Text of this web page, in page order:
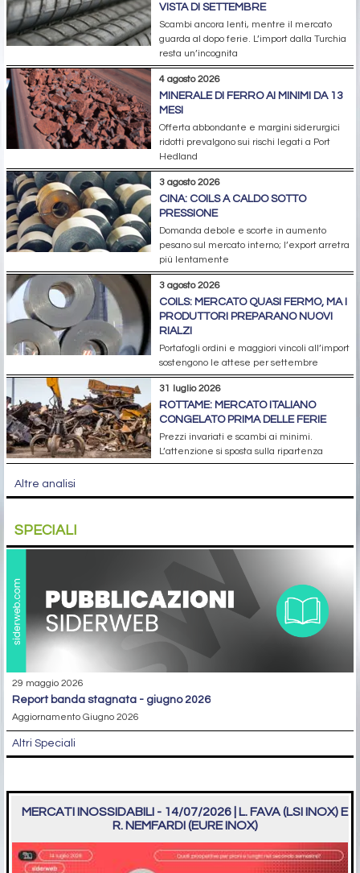
VISTA DI SETTEMBRE
Scambi ancora lenti, mentre il mercato
guarda al dopo ferie. L’import dalla Turchia
resta un’incognita
4 agosto 2026
MINERALE DI FERRO AI MINIMI DA 13
MESI
Offerta abbondante e margini siderurgici
ridotti prevalgono sui rischi legati a Port
Hedland
3 agosto 2026
CINA: COILS A CALDO SOTTO
PRESSIONE
Domanda debole e scorte in aumento
pesano sul mercato interno; l’export arretra
più lentamente
3 agosto 2026
COILS: MERCATO QUASI FERMO, MA I
PRODUTTORI PREPARANO NUOVI
RIALZI
Portafogli ordini e maggiori vincoli all’import
sostengono le attese per settembre
31 luglio 2026
ROTTAME: MERCATO ITALIANO
CONGELATO PRIMA DELLE FERIE
Prezzi invariati e scambi ai minimi.
L’attenzione si sposta sulla ripartenza
Altre analisi
SPECIALI
29 maggio 2026
report banda stagnata - giugno 2026
Aggiornamento Giugno 2026
Altri Speciali
MERCATI INOSSIDABILI - 14/07/2026 | L. FAVA (LSI INOX) E
R. NEMFARDI (EURE INOX)